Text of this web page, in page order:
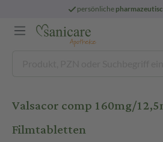
persönliche
Valsacor comp 160mg/
Filmtabletten